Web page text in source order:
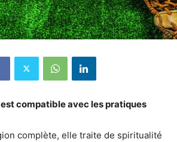
compatible avec les pratiques
complète, elle traite de spiritualité